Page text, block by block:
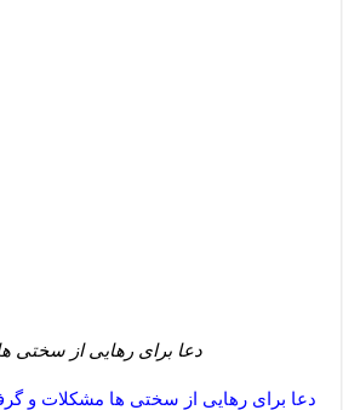
دعا برای رهایی از سختی
دعا برای رهایی از سختی ها مشکلات و